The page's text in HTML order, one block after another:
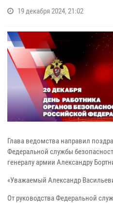
19 декабря 2024, 21:02
Глава ведомства направил
Федеральной службы
генералу армии Александру
«Уважаемый Александр
От руководства Федеральной